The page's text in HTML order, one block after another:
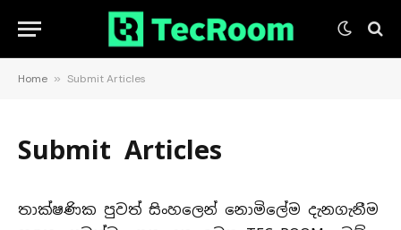
Home » Submit Articles
Submit Articles
තාක්ෂණික පුවත් සිංහලෙන් නොමිලේම දැනගැනීම